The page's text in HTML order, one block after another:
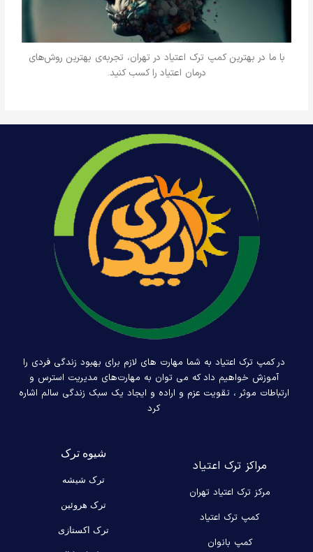
با ما در بهترین کمپ ترک اعتیاد در تهران، تجربه‌ی بهترین روش‌های
درمان اعتیاد را کسب کنید.
در کمپ ترک اعتیاد به شما مهارت های لازم برای بهبود زندگی فردی را
آموزش خواهیم داد که می توان به مهارت‌های مدیریت استرس و
ارتباطات موثر ، تقویت عزم و اراده و ایجاد یک سبک زندگی سالم اشاره
کرد
مراکز ترک اعتیاد
مرکز ترک اعتیاد تهران
کمپ ترک اعتیاد
کمپ بانوان
شیوه ترک
ترک شیشه
ترک هروئین
ترک اکستازی